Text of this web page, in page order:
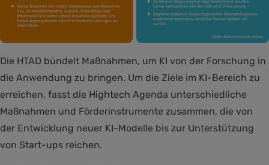
Die HTAD bündelt Maßnahmen, um KI von der Forschung in
die Anwendung zu bringen. Um die Ziele im KI-Bereich zu
erreichen, fasst die Hightech Agenda unterschiedliche
Maßnahmen und Förderinstrumente zusammen, die von
der Entwicklung neuer KI-Modelle bis zur Unterstützung
von Start-ups reichen.